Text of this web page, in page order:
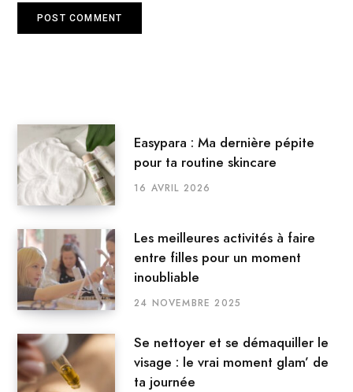
Easypara : Ma dernière pépite
pour ta routine skincare
16 AVRIL 2026
Les meilleures activités à faire
entre filles pour un moment
inoubliable
24 NOVEMBRE 2025
Se nettoyer et se démaquiller le
visage : le vrai moment glam’ de
ta journée